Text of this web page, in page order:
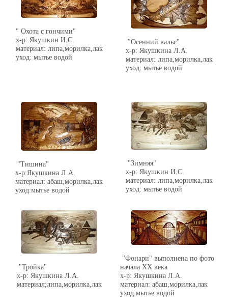
" Охота с гончими"
х-р: Якушкин И.С.
материал: липа,морилка,лак
уход: мытье водой
"Осенний вальс"
х-р: Якушкина Л.А.
материал: липа,морилка,лак
уход: мытье водой
"Тишина"
х-р:Якушкина Л.А.
материал: абаш,морилка,лак
уход:мытье водой
"Зимняя"
х-р: Якушкин И.С.
материал: липа,морилка,лак
уход: мытье водой
"Тройка"
х-р: Якушкина Л.А.
материал;липа,морилка,лак
"Фонари" выполнена по фото
начала ХХ века
х-р: Якушкина Л.А.
материал: абаш,морилка,лак
уход:мытье водой